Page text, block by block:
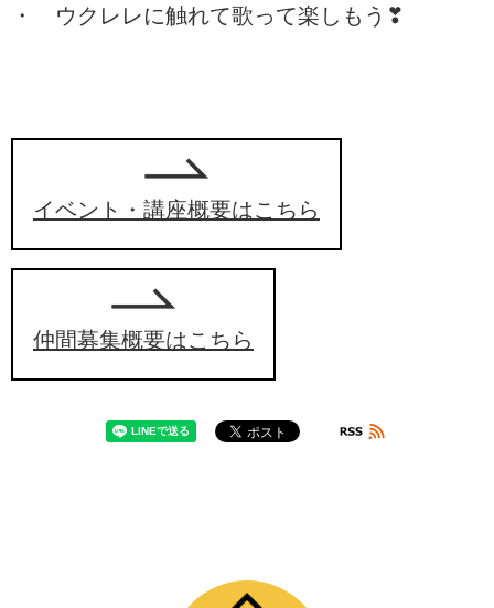
・ ウクレレに触れて歌って楽しもう❣
イベント・講座概要はこちら
仲間募集概要はこちら